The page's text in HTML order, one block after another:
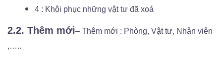
4 : Khôi phục những vật tư đã xoá
2.2. Thêm mới– Thêm mới : Phòng, Vật tư, Nhân viên
,…..